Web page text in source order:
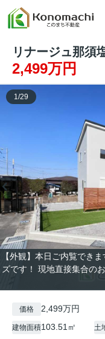
リナージュ那須
2,499万円
【外観】本日ご内覧でき
ズです！ 現地直接集合の
1 /29
価格 2,499万円
建物面積103.51㎡ 土